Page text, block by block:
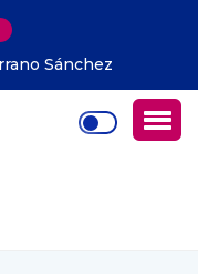
Propiedad privada